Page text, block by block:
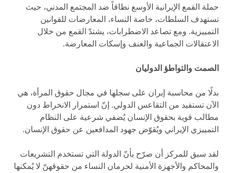
حملة القمع الإيرانية الأوسع نطاقاً ضد المجتمع المدني، حيث
تستهدف السلطات، خاصة النساء، المعارضات للقوانين
التمييزية. ومع تصاعد الاضطرابات، يشتدّ القمع من خلال
الاعتقالات الجماعية والعنف وإسكات المعارضة.
الصمت والتواطؤ الدوليان
بدلًا من محاسبة إيران على سجلها في مجال حقوق المرأة، هي
الآن تستفيد من التقاعس الدولي. إنّ استمرار الانخراط دون
مطالب قوية بحقوق الإنسان يُضفي شرعية على النظام
التمييزي الإيراني ويُقوّض جهود المدافعين عن حقوق الإنسان.
لقد سبق للمركز أن صرّح بأنّ الدولة التي تستخدم التشريعات
والمحاكم والأجهزة الأمنية لحرمان النساء من حقوقهنّ لا يُمكنها